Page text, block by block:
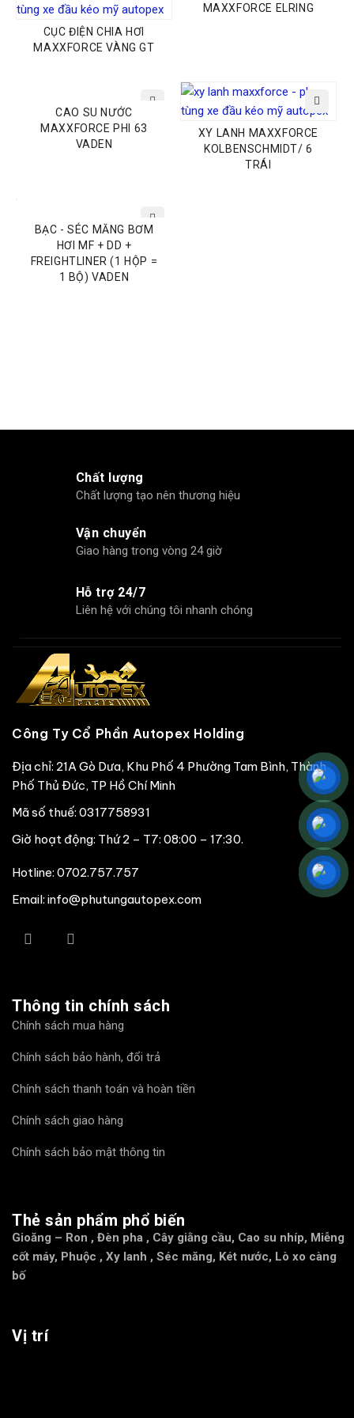
Thương hiệu KOLBENSCHMIDT
Đơn vị tính
Quy cách sử
Vị trí Động cơ
Màu
Làm kín giữa Piston và xy lanh
Trọng lượng
Phân loại sản
phẩm
CỤC ĐIỆN CHIA HƠI
MAXXFORCE VÀNG GT
MAXXFORCE ELRING
CAO SU NƯỚC
MAXXFORCE PHI 63
VADEN
XY LANH MAXXFORCE
KOLBENSCHMIDT/ 6
TRÁI
BẠC - SÉC MĂNG BƠM
HƠI MF + DD +
FREIGHTLINER (1 HỘP =
1 BỘ) VADEN
Chất lượng
Chất lượng tạo nên thương hiệu
Vận chuyển
Giao hàng trong vòng 24 giờ
Hỗ trợ 24/7
Liên hệ với chúng tôi nhanh chóng
Công Ty Cổ Phần Autopex Holding
Địa chỉ: 21A Gò Dưa, Khu Phố 4 Phường Tam Bình, Thành
Phố Thủ Đức, TP Hồ Chí Minh
Mã số thuế: 0317758931
Giờ hoạt động: Thứ 2 – T7: 08:00 – 17:30.
Hotline: 0702.757.757
Email: info@phutungautopex.com
Thông tin chính sách
Chính sách mua hàng
Chính sách bảo hành, đổi trả
Chính sách thanh toán và hoàn tiền
Chính sách giao hàng
Chính sách bảo mật thông tin
Thẻ sản phẩm phổ biến
Gioăng – Ron , Đèn pha , Cây giằng cầu, Cao su nhíp, Miễng
cốt máy, Phuộc , Xy lanh , Séc măng, Két nước, Lò xo càng
bố
Vị trí